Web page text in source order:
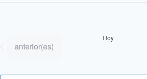
Eventos
anterior(es)
Hoy